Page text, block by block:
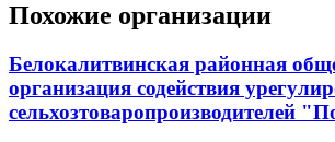
Похожие организации
Белокалитвинская районная
организация содействия
сельхозтоваропроизводителей